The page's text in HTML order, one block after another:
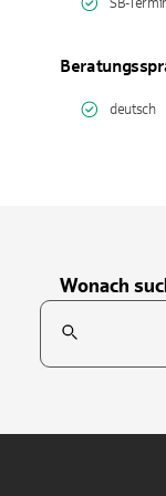
SB-
deutsch
Wonach
Suchfeld